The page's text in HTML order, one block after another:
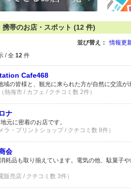
帯のお店・スポット (12 件)
並び替え： 情報更
/ 全 12 件
Cafe468
域の皆様と、観光に来られた方が自然に交流が
（熱海市 / カフェ / クチコミ数 2件）
ナ
元に密着のお店です。
ラ・プリントショップ / クチコミ数 8件）
会
耗品も取り揃えています。電気の他、駄菓子
販売店 / クチコミ数 3件）